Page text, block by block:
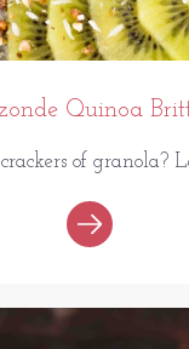
Quinoa
of granola?